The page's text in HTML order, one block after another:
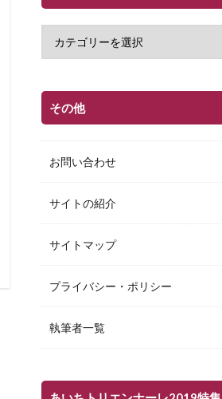
その他
お問い合わせ
サイトの紹介
サイトマップ
プライバシー・ポリシー
執筆者一覧